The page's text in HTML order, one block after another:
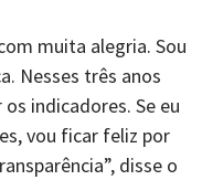
muita alegria. Sou
Nesses três anos
indicadores. Se eu
vou ficar feliz por
disse o